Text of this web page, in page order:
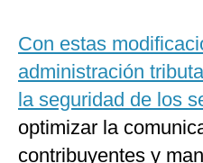
Con estas
administración
la seguridad de los
optimizar la
contribuyentes y